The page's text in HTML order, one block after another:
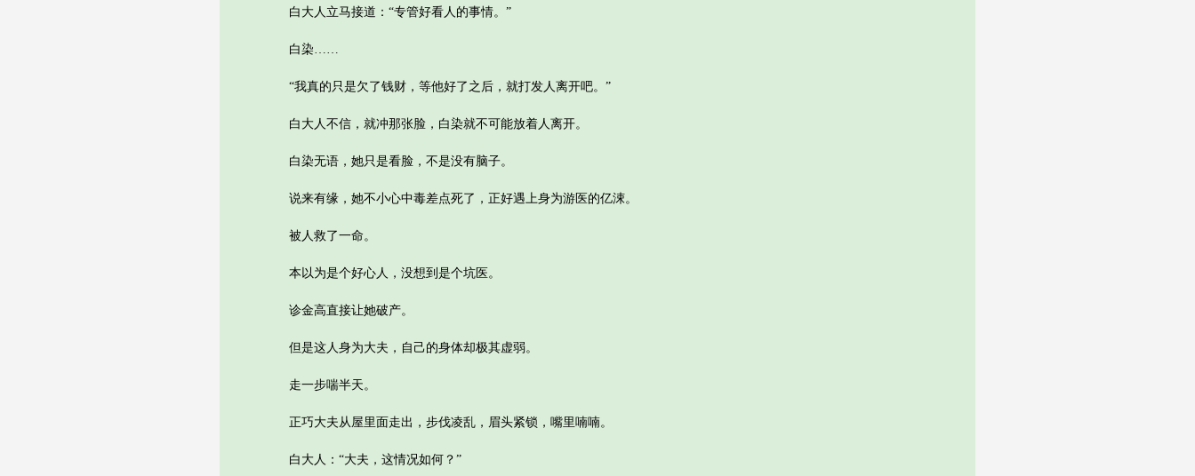
白大人立马接道：“专管好看人的事情。”
白染……
“我真的只是欠了钱财，等他好了之后，就打发人离开吧。”
白大人不信，就冲那张脸，白染就不可能放着人离开。
白染无语，她只是看脸，不是没有脑子。
说来有缘，她不小心中毒差点死了，正好遇上身为游医的亿涑。
被人救了一命。
本以为是个好心人，没想到是个坑医。
诊金高直接让她破产。
但是这人身为大夫，自己的身体却极其虚弱。
走一步喘半天。
正巧大夫从屋里面走出，步伐凌乱，眉头紧锁，嘴里喃喃。
白大人：“大夫，这情况如何？”